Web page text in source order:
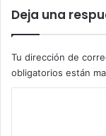
Deja una
Tu dirección de
obligatorios están